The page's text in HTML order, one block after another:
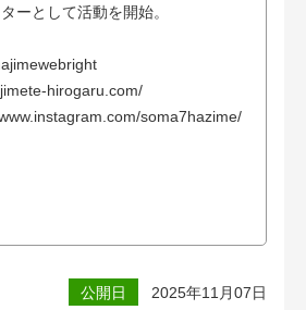
ーとして活動を開始。
hirogaru.com/
soma7hazime/
公開日 2025年11月07日